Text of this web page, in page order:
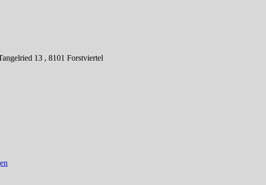
13 , 8101 Forstviertel